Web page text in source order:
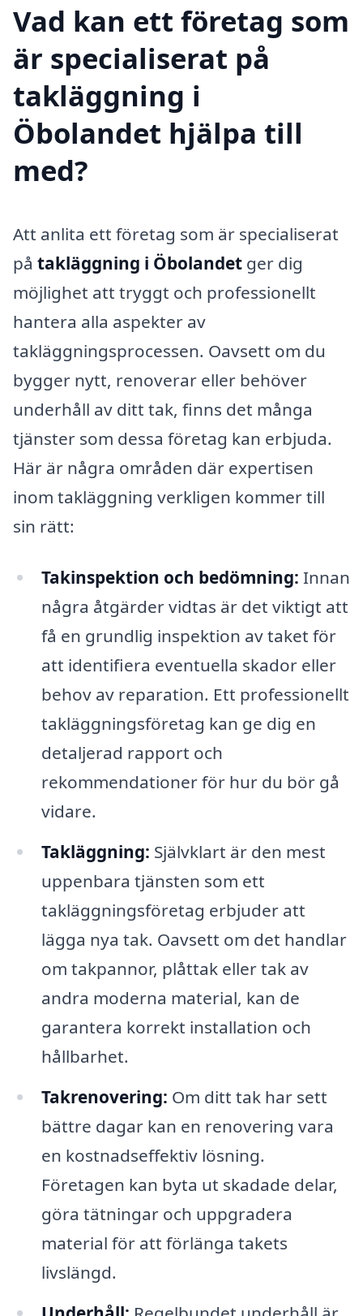
Vad kan ett företag som
är specialiserat på
takläggning i
Öbolandet hjälpa till
med?
Att anlita ett företag som är specialiserat
på takläggning i Öbolandet ger dig
möjlighet att tryggt och professionellt
hantera alla aspekter av
takläggningsprocessen. Oavsett om du
bygger nytt, renoverar eller behöver
underhåll av ditt tak, finns det många
tjänster som dessa företag kan erbjuda.
Här är några områden där expertisen
inom takläggning verkligen kommer till
sin rätt:
Takinspektion och bedömning: Innan
några åtgärder vidtas är det viktigt att
få en grundlig inspektion av taket för
att identifiera eventuella skador eller
behov av reparation. Ett professionellt
takläggningsföretag kan ge dig en
detaljerad rapport och
rekommendationer för hur du bör gå
vidare.
Takläggning: Självklart är den mest
uppenbara tjänsten som ett
takläggningsföretag erbjuder att
lägga nya tak. Oavsett om det handlar
om takpannor, plåttak eller tak av
andra moderna material, kan de
garantera korrekt installation och
hållbarhet.
Takrenovering: Om ditt tak har sett
bättre dagar kan en renovering vara
en kostnadseffektiv lösning.
Företagen kan byta ut skadade delar,
göra tätningar och uppgradera
material för att förlänga takets
livslängd.